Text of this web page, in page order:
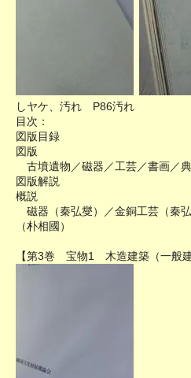
しヤケ、汚れ P86汚れ
目次：
図版目録
図版
古墳遺物／磁器／工芸／書画／
図版解説
概説
磁器（秦弘燮）／金銅工芸（秦
（朴相國）
【第3巻 宝物1 木造建築（一般建